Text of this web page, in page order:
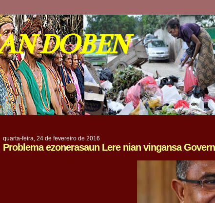
DOBEN
quarta-feira, 24 de fevereiro de 2016
Problema ezonerasaun Lere nian vingansa